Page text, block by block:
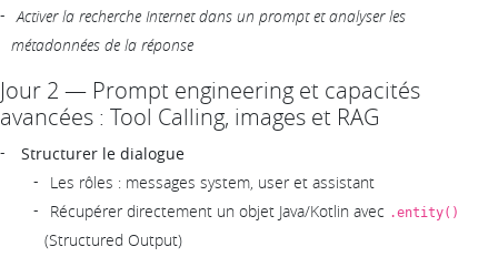
Activer la recherche Internet dans un prompt et analyser les
métadonnées de la réponse
Jour 2 — Prompt engineering et capacités
avancées : Tool Calling, images et RAG
Structurer le dialogue
Les rôles : messages system, user et assistant
Récupérer directement un objet Java/Kotlin avec .entity()
(Structured Output)